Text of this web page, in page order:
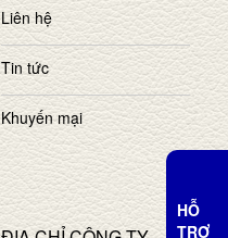
Liên hệ
Tin tức
Khuyến mại
HỖ
TRỢ